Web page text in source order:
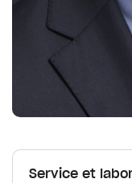
Service et